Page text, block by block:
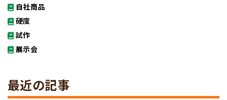
自社商品
硬度
試作
展示会
最近の記事